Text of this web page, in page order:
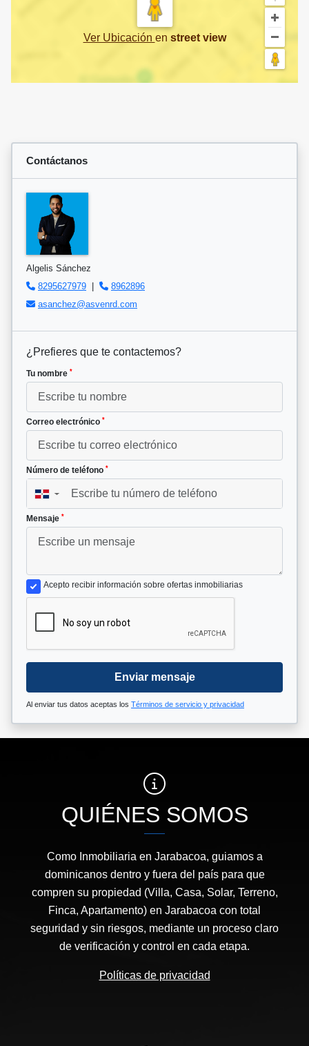
Ver Ubicación en street view
Contáctanos
Algelis Sánchez
8295627979
8962896
asanchez@asvenrd.com
¿Prefieres que te contactemos?
Tu nombre *
Correo electrónico *
Número de teléfono *
▼
Mensaje *
Acepto recibir información sobre ofertas inmobiliarias
Enviar mensaje
Al enviar tus datos aceptas los Términos de servicio y privacidad
QUIÉNES SOMOS
Como Inmobiliaria en Jarabacoa, guiamos a
dominicanos dentro y fuera del país para que
compren su propiedad (Villa, Casa, Solar, Terreno,
Finca, Apartamento) en Jarabacoa con total
seguridad y sin riesgos, mediante un proceso claro
de verificación y control en cada etapa.
Políticas de privacidad